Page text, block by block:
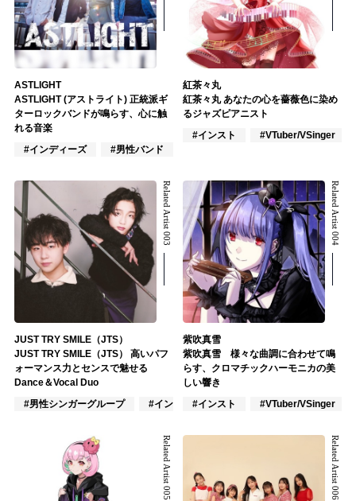
ASTLIGHT
ASTLIGHT (アストライト) 正統派ギ
ターロックバンドが鳴らす、心に触
れる音楽
#インディーズ
#男性バンド
紅茶々丸
紅茶々丸 あなたの心を薔薇色に染め
るジャズピアニスト
#インスト
#VTuber/VSinger
Related Artist 003
JUST TRY SMILE（JTS）
JUST TRY SMILE（JTS） 高いパフ
ォーマンス力とセンスで魅せる
Dance＆Vocal Duo
#男性シンガーグループ
#インディーズ #男性アイドル
Related Artist 004
紫吹真雪
紫吹真雪 様々な曲調に合わせて鳴
らす、クロマチックハーモニカの美
しい響き
#インスト
#VTuber/VSinger
Related Artist 005 Related Artist 006